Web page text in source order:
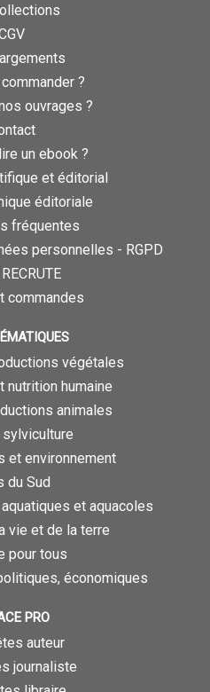
?
ouvrages ?
un ebook ?
et éditorial
éditoriale
fréquentes
personnelles - RGPD
commandes
végétales
nutrition humaine
animales
et environnement
du Sud
et aquacoles
vie et de la terre
pour tous
économiques
PRO
auteur
journaliste